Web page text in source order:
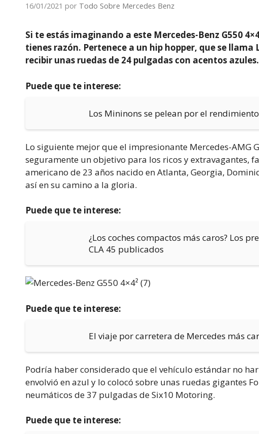
16/01/2021 por Todo Sobre Mercedes Benz
Si te estás imaginando a este Mercedes-Benz G550
tienes razón. Pertenece a un hip hopper, que se
recibir unas ruedas de 24 pulgadas con acentos azules.
Puede que te interese:
Los Mininons se pelean por el
Lo siguiente mejor que el impresionante Mercedes-AMG
seguramente un objetivo para los ricos y extravagantes,
americano de 23 años nacido en Atlanta, Georgia,
así en su camino a la gloria.
Puede que te interese:
¿Los coches compactos más caros? Los
CLA 45 publicados
Puede que te interese:
El viaje por carretera de Mercedes más
Podría haber considerado que el vehículo estándar no
envolvió en azul y lo colocó sobre unas ruedas gigantes
neumáticos de 37 pulgadas de Six10 Motoring.
Puede que te interese: